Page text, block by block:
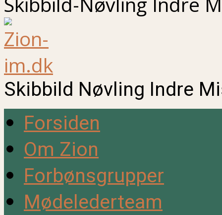
Skibbild Nøvling Indre
Forsiden
Om Zion
Forbønsgrupper
Mødelederteam